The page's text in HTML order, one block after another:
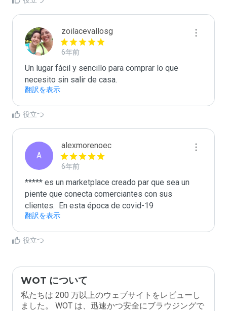
zoilacevallosg
6年前
Un lugar fácil y sencillo para comprar lo que
necesito sin salir de casa.
翻訳を表示
役立つ
A
alexmorenoec
6年前
***** es un marketplace creado par que sea un
piente que conecta comerciantes con sus
翻訳を表示
役立つ
WOT について
私たちは 200 万以上のウェブサイトをレビューし
ました。 WOT は、迅速かつ安全にブラウジングで